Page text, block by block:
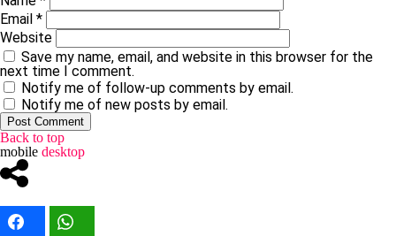
Email *
Website
Save my name, email, and website in this browser for the
next time I comment.
Notify me of follow-up comments by email.
Notify me of new posts by email.
Back to top
mobile desktop